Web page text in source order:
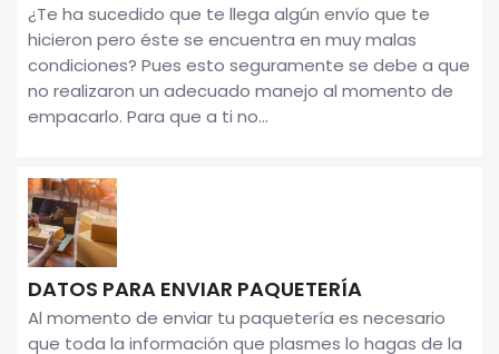
¿Te ha sucedido que te llega algún envío que te
hicieron pero éste se encuentra en muy malas
condiciones? Pues esto seguramente se debe a que
no realizaron un adecuado manejo al momento de
empacarlo. Para que a ti no...
DATOS PARA ENVIAR PAQUETERÍA
Al momento de enviar tu paquetería es necesario
que toda la información que plasmes lo hagas de la